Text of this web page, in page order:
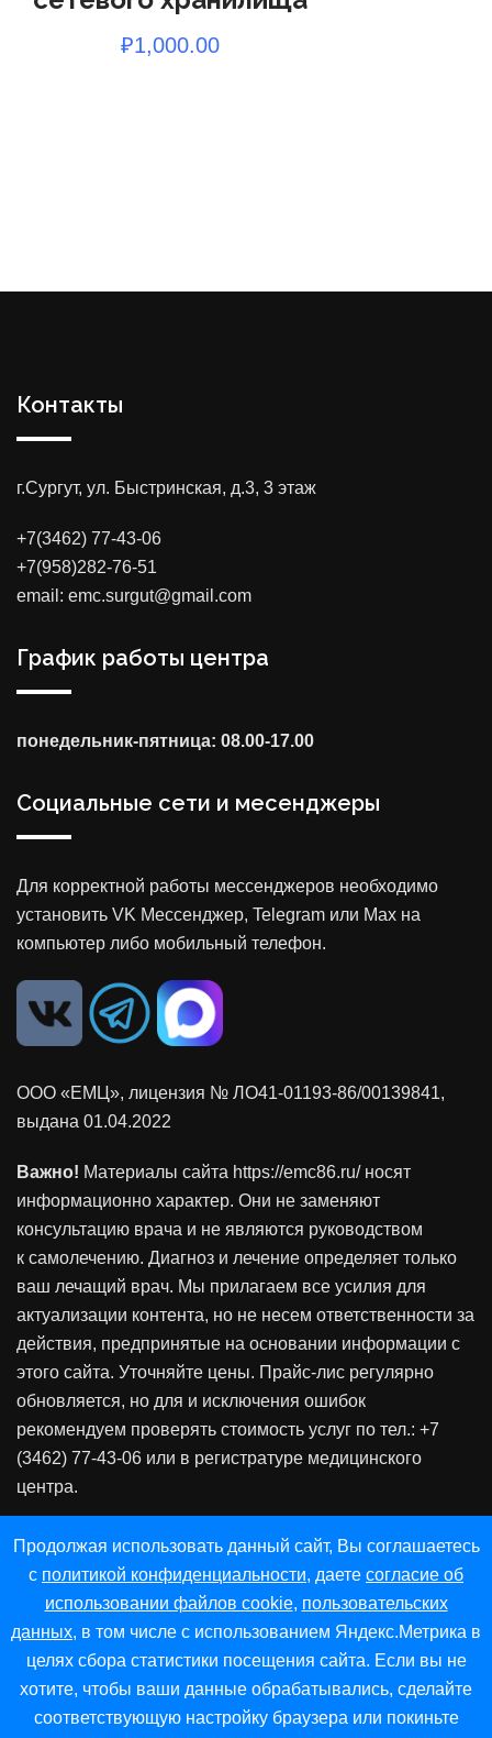
₽1,000.00
Контакты
г.Сургут, ул. Быстринская, д.3, 3 этаж
+7(3462) 77-43-06
+7(958)282-76-51
email: emc.surgut@gmail.com
График работы центра
понедельник-пятница: 08.00-17.00
Социальные сети и месенджеры
Для корректной работы мессенджеров необходимо
установить VK Мессенджер, Telegram или Max на
компьютер либо мобильный телефон.
ООО «ЕМЦ», лицензия № ЛО41-01193-86/00139841,
выдана 01.04.2022
Важно! Материалы сайта https://emc86.ru/ носят
информационно характер. Они не заменяют
консультацию врача и не являются руководством
к самолечению. Диагноз и лечение определяет только
ваш лечащий врач. Мы прилагаем все усилия для
актуализации контента, но не несем ответственности за
действия, предпринятые на основании информации с
этого сайта. Уточняйте цены. Прайс-лис регулярно
обновляется, но для и исключения ошибок
рекомендуем проверять стоимость услуг по тел.: +7
(3462) 77-43-06 или в регистратуре медицинского
центра.
Политика конфиденциальности
Политика обработки
персональных данных
Политика в отношении cookie-
Продолжая использовать данный сайт, Вы соглашаетесь
с политикой конфиденциальности, даете согласие об
использовании файлов cookie, пользовательских
данных, в том числе с использованием Яндекс.Метрика в
целях сбора статистики посещения сайта. Если вы не
хотите, чтобы ваши данные обрабатывались, сделайте
соответствующую настройку браузера или покиньте